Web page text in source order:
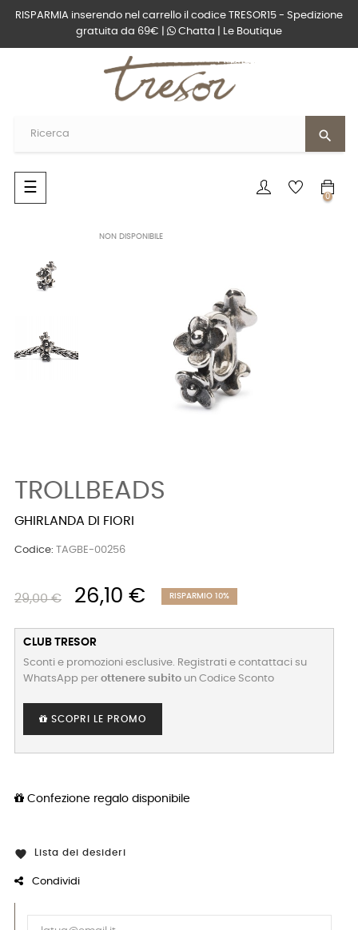
RISPARMIA inserendo nel carrello il codice TRESOR15 - Spedizione
gratuita da 69€ |
Chatta Le Boutique
search
navigazione
Toggle
☰
0
NON DISPONIBILE
TROLLBEADS
GHIRLANDA DI FIORI
Codice: TAGBE-00256
29,00 € 26,10 € RISPARMIO 10%
CLUB TRESOR
Sconti e promozioni esclusive. Registrati e contattaci su
WhatsApp per ottenere subito un Codice Sconto
SCOPRI LE PROMO
Confezione regalo disponibile
 Lista dei desideri
Condividi